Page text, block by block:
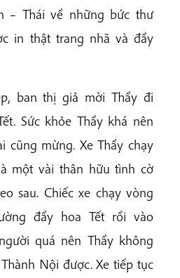
– Thái về những bức thư
in thật trang nhã và đầy
ban thị giả mời Thầy đi
Sức khỏe Thầy khá nên
cũng mừng. Xe Thầy chạy
một vài thân hữu tình cờ
sau. Chiếc xe chạy vòng
đầy hoa Tết rồi vào
quá nên Thầy không
Nội được. Xe tiếp tục